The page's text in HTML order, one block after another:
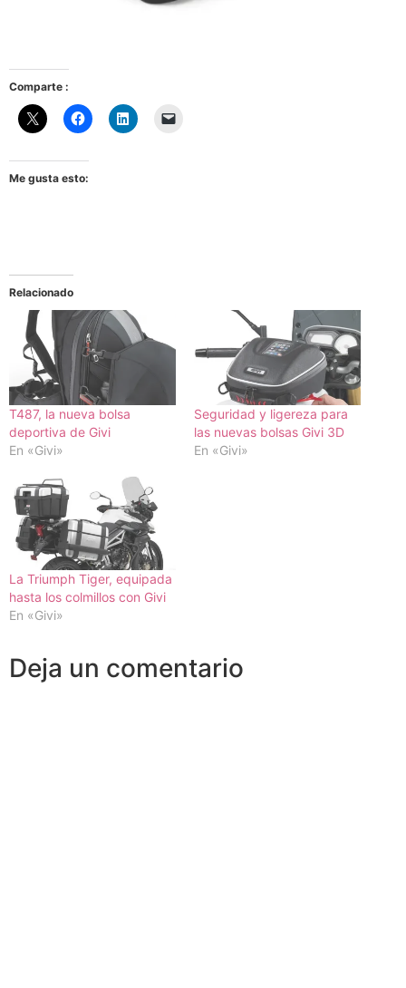
Comparte :
Me gusta esto:
Relacionado
T487, la nueva bolsa
deportiva de Givi
En «Givi»
Seguridad y ligereza para
las nuevas bolsas Givi 3D
En «Givi»
La Triumph Tiger, equipada
hasta los colmillos con Givi
En «Givi»
Deja un comentario